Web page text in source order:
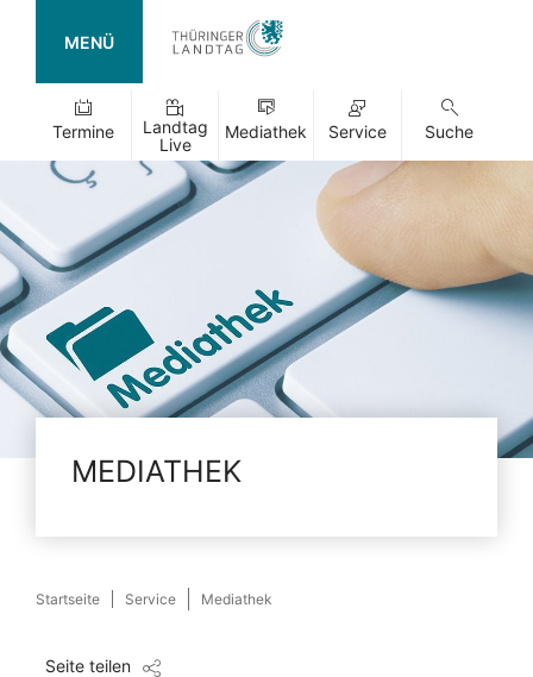
MENÜ
Termine
Landtag
Live
Mediathek Service Suche
MEDIATHEK
Startseite Service Mediathek
Seite teilen